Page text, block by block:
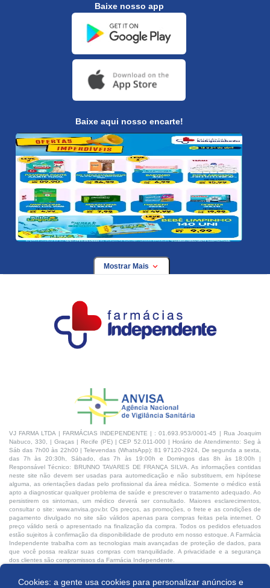
Cookies: a gente usa cookies para personalizar anúncios e
Baixe nosso app
Baixe aqui nosso encarte!
Mostrar Mais
VJ FARMA LTDA | FARMÁCIAS INDEPENDENTE | : 01.693.953/0001-45 | Rua Joaquim
Nabuco, 330, | Graças | Recife (PE) | CEP 52.011-000 | Horário de Atendimento: Seg à
Sáb das 7h00 às 22h00 | Televendas (WhatsApp): 81 97120-2924, De segunda a sexta,
das 7h às 20:30h, Sábado, das 7h às 19:00h e Domingos das 8h às 18:00h |
Responsável Técnico: BRUNNO TAVARES DE FRANÇA SILVA. As informações contidas
neste site não devem ser usadas para automedicação e não substituem, em hipótese
alguma, as orientações dadas pelo profissional da área médica. Somente o médico está
apto a diagnosticar qualquer problema de saúde e prescrever o tratamento adequado. Ao
persistirem os sintomas, um médico deverá ser consultado. Maiores esclarecimentos,
consultar o site: www.anvisa.gov.br. Os preços, as promoções, o frete e as condições de
pagamento divulgado no site são válidos apenas para compras feitas pela internet. O
preço válido será o apresentado na finalização da compra. Todos os pedidos efetuados
estão sujeitos à confirmação da disponibilidade de produto em nosso estoque. A Farmácia
Independente trabalha com as tecnologias mais avançadas de proteção de dados, para
que você possa realizar suas compras com tranquilidade. A privacidade e a segurança
dos clientes são compromissos da Farmácia Independente.